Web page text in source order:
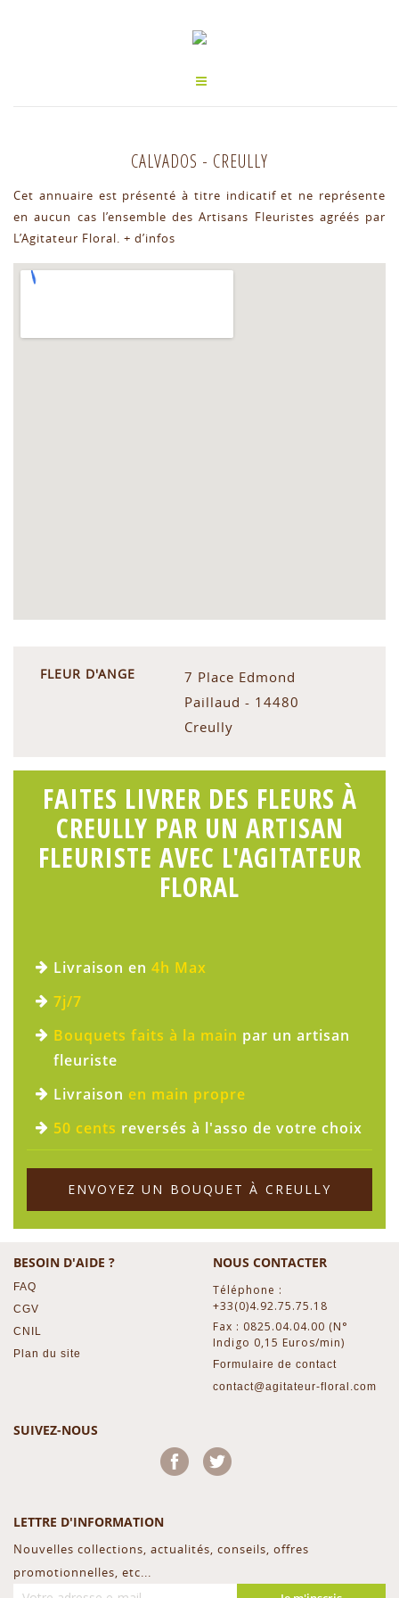
CALVADOS - CREULLY
Cet annuaire est présenté à titre indicatif et ne représente
en aucun cas l’ensemble des Artisans Fleuristes agréés par
L’Agitateur Floral. + d’infos
FLEUR D'ANGE
7 Place Edmond
Paillaud - 14480
Creully
FAITES LIVRER DES FLEURS À
CREULLY PAR UN ARTISAN
FLEURISTE AVEC L'AGITATEUR
FLORAL
Livraison en 4h Max
7j/7
Bouquets faits à la main par un artisan
fleuriste
Livraison en main propre
50 cents reversés à l'asso de votre choix
ENVOYEZ UN BOUQUET À CREULLY
BESOIN D'AIDE ?
FAQ
CGV
CNIL
Plan du site
NOUS CONTACTER
Téléphone :
+33(0)4.92.75.75.18
Fax : 0825.04.04.00 (N°
Indigo 0,15 Euros/min)
Formulaire de contact
contact@agitateur-floral.com
SUIVEZ-NOUS
Facebook
LETTRE D'INFORMATION
Nouvelles collections, actualités, conseils, offres
promotionnelles, etc...